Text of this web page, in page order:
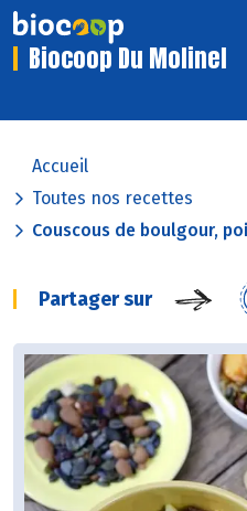
Biocoop Du Molinel
Accueil
Toutes nos recettes
Couscous de boulgour,
Partager sur